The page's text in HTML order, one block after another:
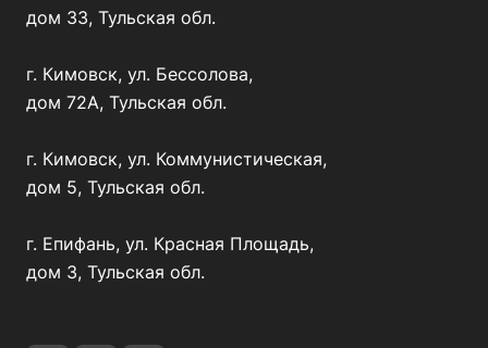
дом 33, Тульская обл.
г. Кимовск, ул. Бессолова,
дом 72А, Тульская обл.
г. Кимовск, ул. Коммунистическая,
дом 5, Тульская обл.
г. Епифань, ул. Красная Площадь,
дом 3, Тульская обл.